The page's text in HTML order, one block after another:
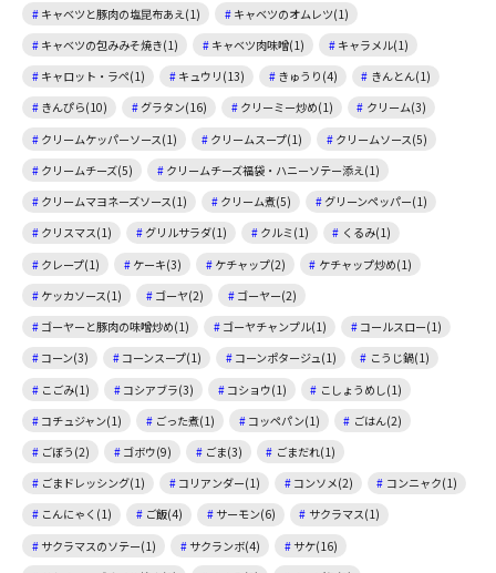
キャベツと豚肉の塩昆布あえ(1)
キャベツのオムレツ(1)
キャベツの包みみそ焼き(1)
キャベツ肉味噌(1)
キャラメル(1)
キャロット・ラペ(1)
キュウリ(13) きゅうり(4)
きんとん(1)
きんぴら(10)
グラタン(16) クリーミー炒め(1)
クリーム(3)
クリームケッパーソース(1)
クリームスープ(1)
クリームソース(5)
クリームチーズ(5)
クリームチーズ福袋・ハニーソテー添え(1)
クリームマヨネーズソース(1)
クリーム煮(5)
グリーンペッパー(1)
クリスマス(1)
グリルサラダ(1) クルミ(1)
くるみ(1)
クレープ(1)
ケーキ(3) ケチャップ(2)
ケチャップ炒め(1)
ケッカソース(1)
ゴーヤ(2)
ゴーヤー(2)
ゴーヤーと豚肉の味噌炒め(1)
ゴーヤチャンプル(1)
コールスロー(1)
コーン(3)
コーンスープ(1) コーンポタージュ(1)
こうじ鍋(1)
こごみ(1)
コシアブラ(3) コショウ(1)
こしょうめし(1)
コチュジャン(1)
ごった煮(1) コッペパン(1)
ごはん(2)
ごぼう(2)
ゴボウ(9) ごま(3)
ごまだれ(1)
ごまドレッシング(1)
コリアンダー(1) コンソメ(2)
コンニャク(1)
こんにゃく(1)
ご飯(4) サーモン(6)
サクラマス(1)
サクラマスのソテー(1)
サクランボ(4)
サケ(16)